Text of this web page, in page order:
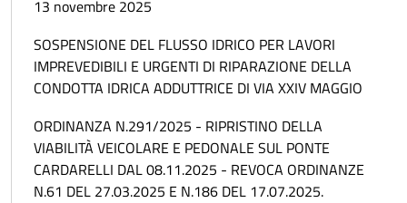
13 novembre 2025
SOSPENSIONE DEL FLUSSO IDRICO PER LAVORI
IMPREVEDIBILI E URGENTI DI RIPARAZIONE DELLA
CONDOTTA IDRICA ADDUTTRICE DI VIA XXIV MAGGIO
ORDINANZA N.291/2025 - RIPRISTINO DELLA
VIABILITÀ VEICOLARE E PEDONALE SUL PONTE
CARDARELLI DAL 08.11.2025 - REVOCA ORDINANZE
N.61 DEL 27.03.2025 E N.186 DEL 17.07.2025.